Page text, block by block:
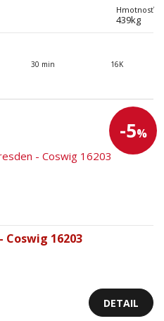
Hmotnosť
439kg
30 min 16K
-5%
Coswig 16203
DETAIL